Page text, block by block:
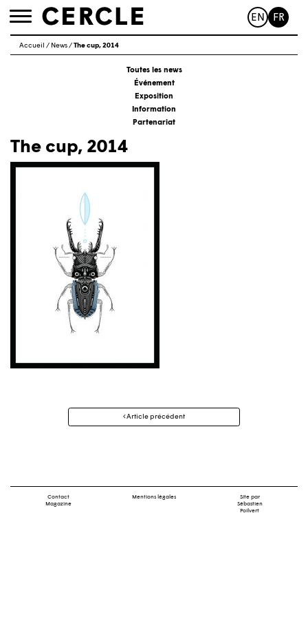
Toggle
EN FR
Accueil / News/The cup, 2014
Toutes les news
Événement
Exposition
Information
Partenariat
The cup, 2014
Navigation
Article précédent
Contact
Magazine
Mentions légales
Site par
Sébastien
Poilvert